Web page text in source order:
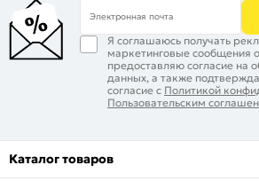
Электронная почта
Я соглашаюсь получать
маркетинговые сообщения
предоставляю согласие на
данных, а также
согласие с Политикой
Пользовательским
Каталог товаров